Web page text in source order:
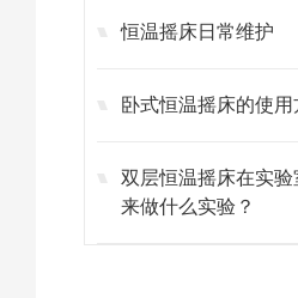
恒温摇床日常维护
卧式恒温摇床的使用
双层恒温摇床在实验
来做什么实验？